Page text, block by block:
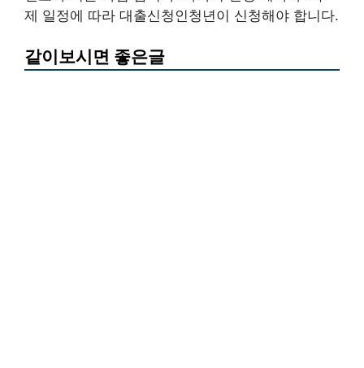
제 일정에 따라 대출신청인청년이 신청해야 합니다.
같이보시면 좋은글